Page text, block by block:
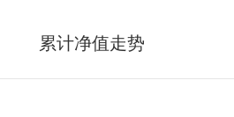
累计净值走势